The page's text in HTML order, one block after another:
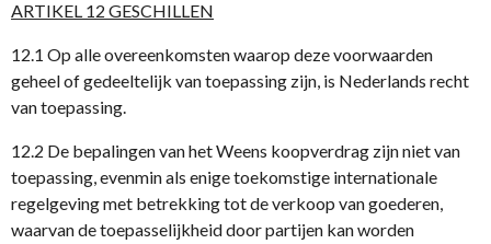
ARTIKEL 12 GESCHILLEN
12.1 Op alle overeenkomsten waarop deze voorwaarden
geheel of gedeeltelijk van toepassing zijn, is Nederlands recht
van toepassing.
12.2 De bepalingen van het Weens koopverdrag zijn niet van
toepassing, evenmin als enige toekomstige internationale
regelgeving met betrekking tot de verkoop van goederen,
waarvan de toepasselijkheid door partijen kan worden